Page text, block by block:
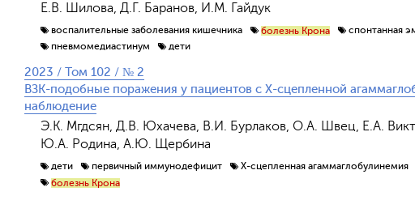
Е.В. Шилова, Д.Г. Баранов, И.М. Гайдук
воспалительные заболевания кишечника болезнь Крона спонтанная
пневмомедиастинум
дети
2023 / Том 102 / № 2
ВЗК-подобные поражения у пациентов с Х-сцепленной
наблюдение
Э.К. Мгдсян, Д.В. Юхачева, В.И. Бурлаков, О.А. Швец, Е.А.
Ю.А. Родина, А.Ю. Щербина
дети первичный иммунодефицит Х-сцепленная агаммаглобулинемия
болезнь Крона